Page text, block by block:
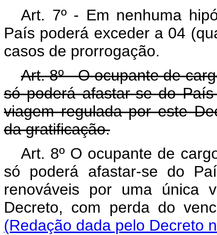
Art. 7º - Em nenhuma
País poderá exceder a 04
casos de prorrogação.
Art. 8º - O ocupante de
só poderá afastar-se do
viagem regulada por este
da gratificação.
Art. 8º O ocupante de
só poderá afastar-se do
renováveis por uma única
Decreto, com perda do
(Redação dada pelo Decreto